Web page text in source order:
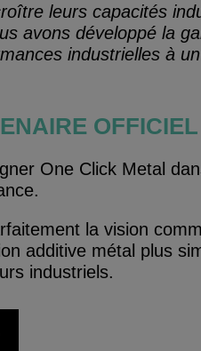
leurs capacités
avons développé la
industrielles à
One Click Metal
la vision
additive métal plus
industriels.